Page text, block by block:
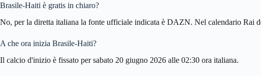
Brasile-Haiti è gratis in chiaro?
No, per la diretta italiana la fonte ufficiale indicata è DAZN. Nel calendario Rai
A che ora inizia Brasile-Haiti?
Il calcio d'inizio è fissato per sabato 20 giugno 2026 alle 02:30 ora italiana.